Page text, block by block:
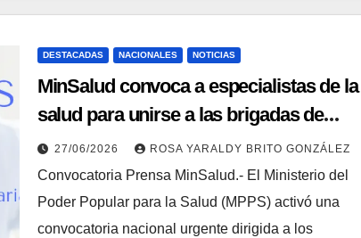
DESTACADAS NACIONALES NOTICIAS
MinSalud convoca a especialistas de la
salud para unirse a las brigadas de
atención
27/06/2026 ROSA YARALDY BRITO GONZÁLEZ
Convocatoria Prensa MinSalud.- El Ministerio del
Poder Popular para la Salud (MPPS) activó una
convocatoria nacional urgente dirigida a los